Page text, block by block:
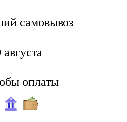
самовывоз
августа
оплаты